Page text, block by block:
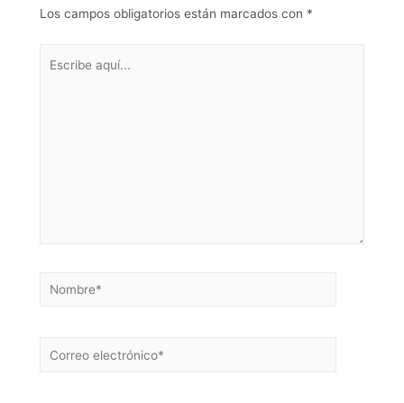
Los campos obligatorios están marcados con *